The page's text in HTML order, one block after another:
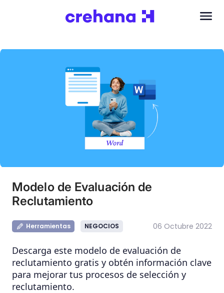
Modelo de Evaluación de
Reclutamiento
Herramientas NEGOCIOS 06 Octubre 2022
Descarga este modelo de evaluación de
reclutamiento gratis y obtén información clave
para mejorar tus procesos de selección y
reclutamiento.